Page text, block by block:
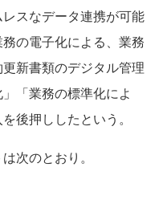
スなデータ連携が可能
の電子化による、業務
新書類のデジタル管理
「業務の標準化によ
後押ししたという。
次のとおり。